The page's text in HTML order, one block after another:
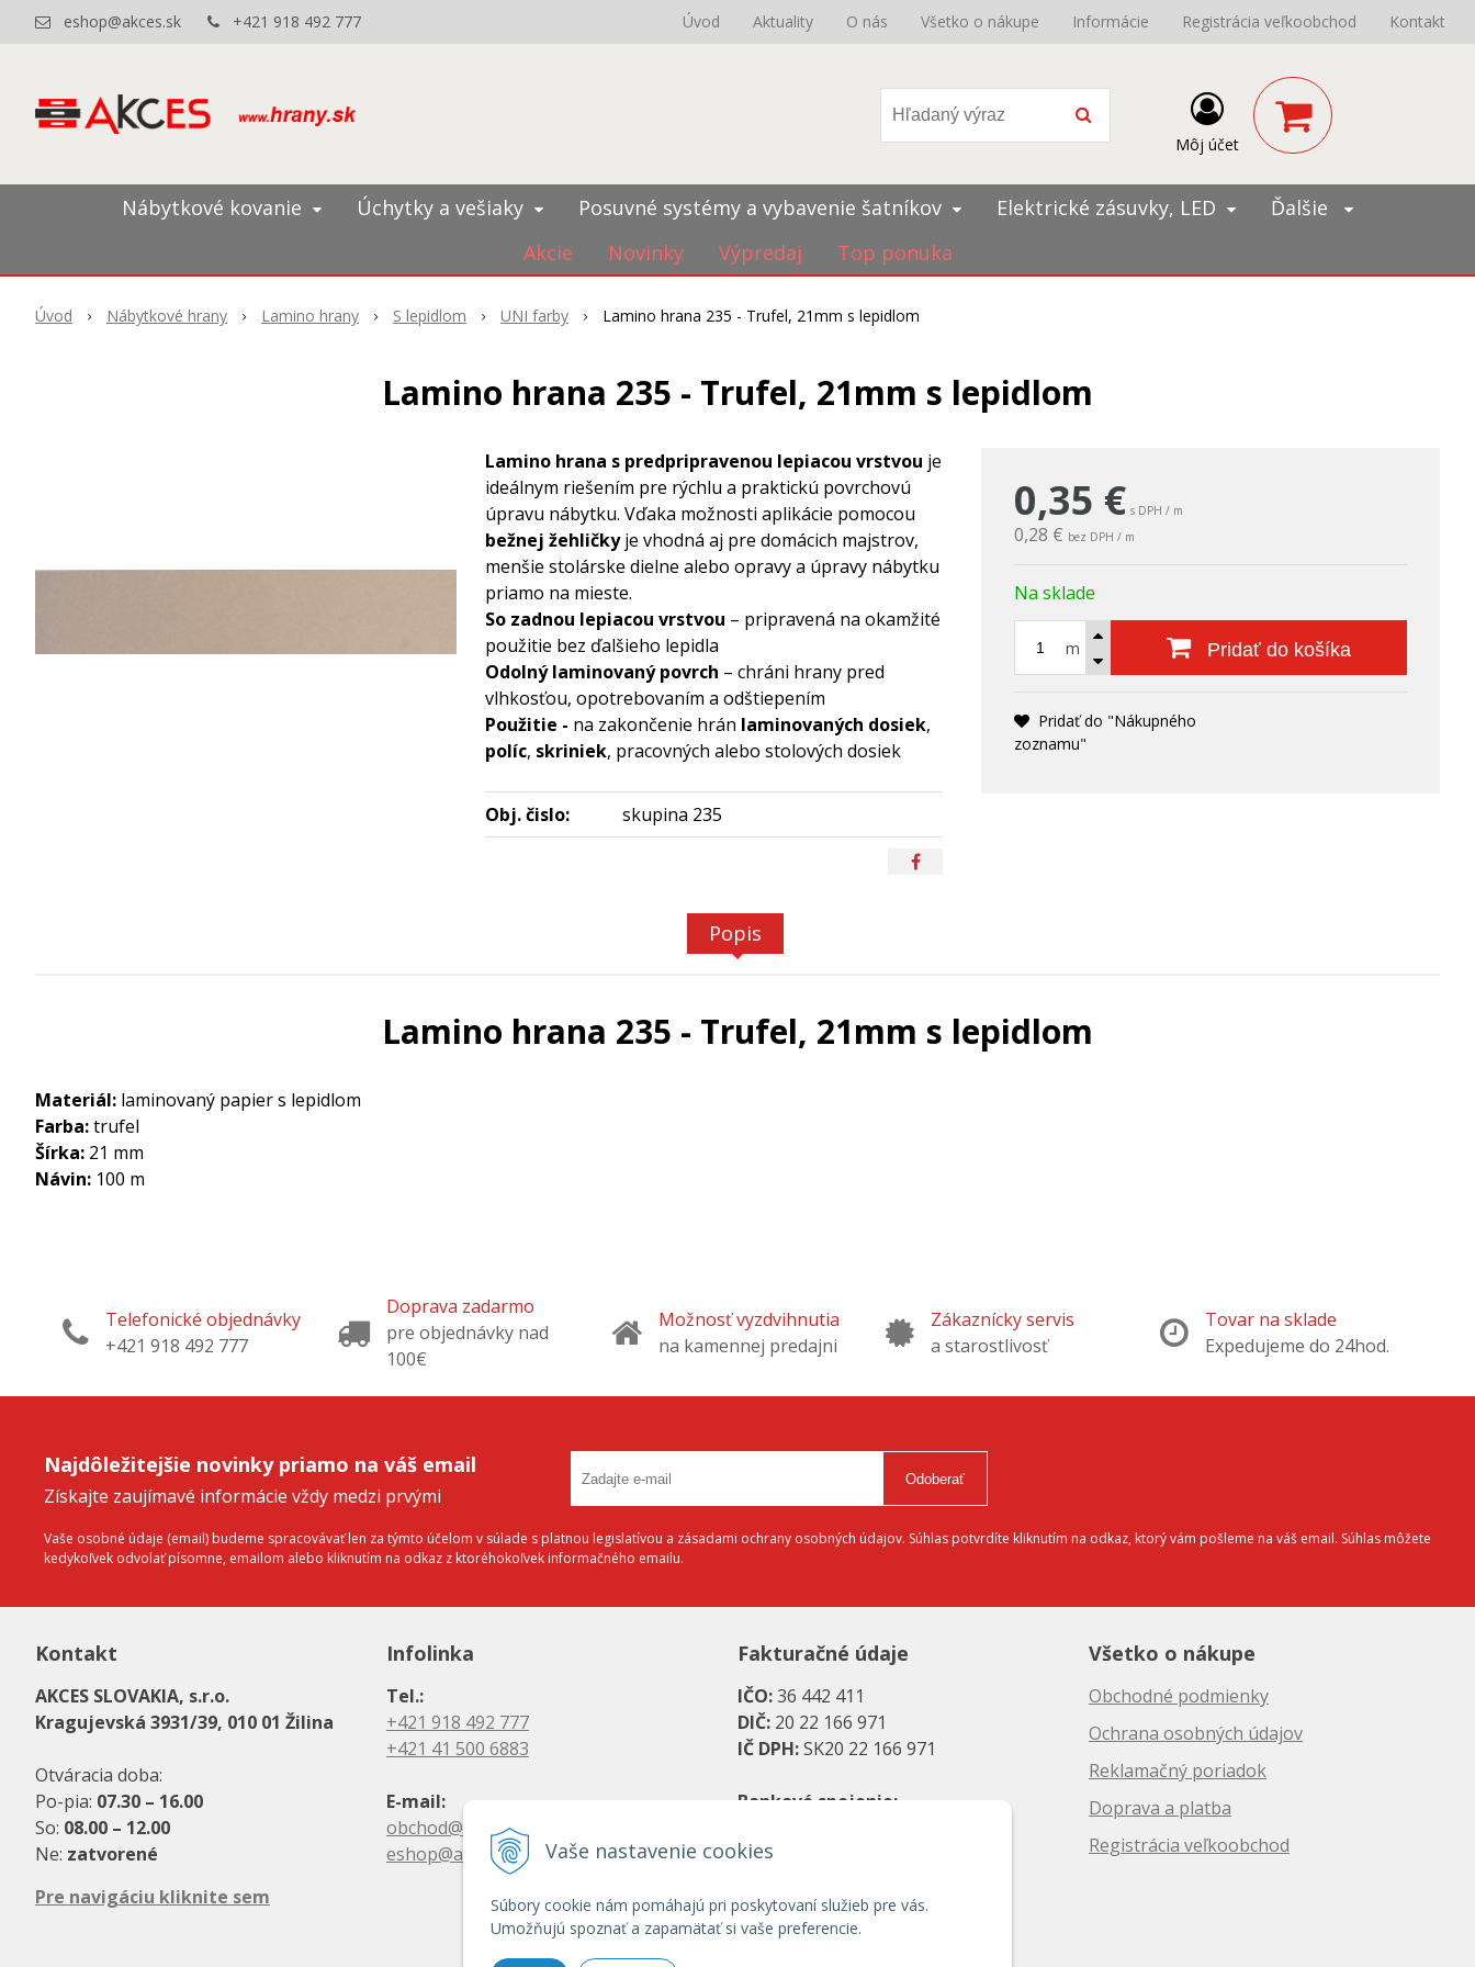
Vaše nastavenie cookies
Súbory cookie nám pomáhajú pri poskytovaní služieb pre vás.
Umožňujú spoznať a zapamätať si vaše preferencie.
eshop@akces.sk +421 918 492 777 Úvod Aktuality O nás Všetko o nákupe Informácie Registrácia veľkoobchod Kontakt
Môj účet
Nábytkové kovanie Úchytky a vešiaky Posuvné systémy a vybavenie šatníkov Elektrické zásuvky, LED
Ďalšie
Akcie
Novinky Výpredaj Top ponuka
Úvod Nábytkové hrany Lamino hrany S lepidlom UNI farby Lamino hrana 235 - Trufel, 21mm s lepidlom
Lamino hrana 235 - Trufel, 21mm s lepidlom
0,35 € s DPH / m
0,28 € bez DPH / m
Na sklade
m Pridať do košíka
Pridať do "Nákupného
zoznamu"
Lamino hrana s predpripravenou lepiacou vrstvou je
ideálnym riešením pre rýchlu a praktickú povrchovú
úpravu nábytku. Vďaka možnosti aplikácie pomocou
bežnej žehličkyje vhodná aj pre domácich majstrov,
menšie stolárske dielne alebo opravy a úpravy nábytku
priamo na mieste.
So zadnou lepiacou vrstvou – pripravená na okamžité
použitie bez ďalšieho lepidla
Odolný laminovaný povrch – chráni hrany pred
vlhkosťou, opotrebovaním a odštiepením
Použitie - na zakončenie hrán laminovaných dosiek,
políc, skriniek, pracovných alebo stolových dosiek
Obj. čislo: skupina 235
Popis
Lamino hrana 235 - Trufel, 21mm s lepidlom
Materiál: laminovaný papier s lepidlom
Farba:trufel
Šírka: 21 mm
Návin: 100 m
Telefonické objednávky
+421 918 492 777
Doprava zadarmo
pre objednávky nad
100€
Možnosť vyzdvihnutia
na kamennej predajni
Zákaznícky servis
a starostlivosť
Tovar na sklade
Expedujeme do 24hod.
Najdôležitejšie novinky priamo na váš email
Získajte zaujímavé informácie vždy medzi prvými
Odoberať
Vaše osobné údaje (email) budeme spracovávať len za týmto účelom v súlade s platnou legislatívou a zásadami ochrany osobných údajov. Súhlas potvrdíte kliknutím na odkaz, ktorý vám pošleme na váš email. Súhlas môžete
kedykoľvek odvolať písomne, emailom alebo kliknutím na odkaz z ktoréhokoľvek informačného emailu.
Kontakt
AKCES SLOVAKIA, s.r.o.
Kragujevská 3931/39, 010 01 Žilina
Otváracia doba:
Po-pia: 07.30 – 16.00
So: 08.00 – 12.00
Ne: zatvorené
Pre navigáciu kliknite sem
Infolinka
Tel.:
+421 918 492 777
+421 41 500 6883
E-mail:
obchod@akces.sk
eshop@akces.sk
Fakturačné údaje
IČO:36 442 411
DIČ: 20 22 166 971
IČ DPH:SK20 22 166 971
Bankové spojenie:
UniCredit Bank, a. s.
SK31 1100 0000 0029 2786 0750
Tatra banka, a. s.
Všetko o nákupe
Obchodné podmienky
Ochrana osobných údajov
Reklamačný poriadok
Doprava a platba
Registrácia veľkoobchod